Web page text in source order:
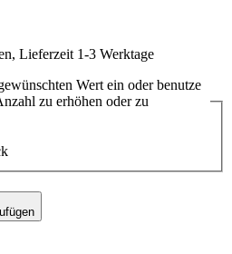
Lieferzeit 1-3 Werktage
Wert ein oder benutze
zu erhöhen oder zu